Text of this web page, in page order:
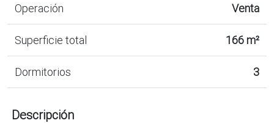
Operación Venta
Superficie total 166 m²
Dormitorios 3
Descripción